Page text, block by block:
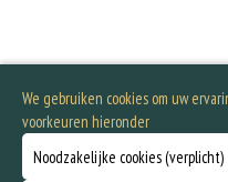
We gebruiken cookies om uw
voorkeuren hieronder
Noodzakelijke cookies (verplicht)